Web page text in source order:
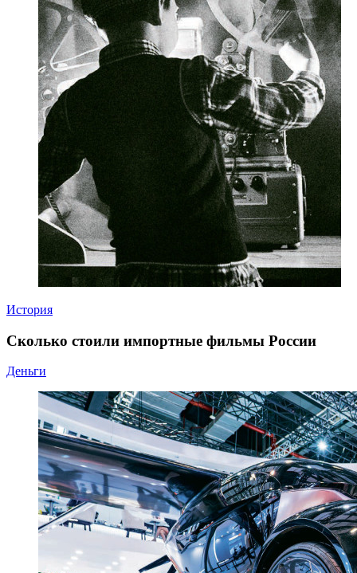
История
Сколько стоили импортные фильмы России
Деньги